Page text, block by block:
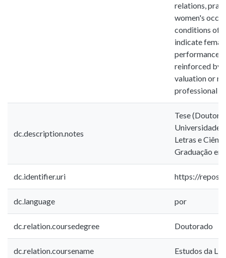
relations,
women's
conditions of
indicate
performance,
reinforced by
valuation or
professional
dc.description.notes
Tese
Universidade
Letras e
Graduação
dc.identifier.uri https://
dc.language por
dc.relation.coursedegree Doutorado
dc.relation.coursename Estudos da